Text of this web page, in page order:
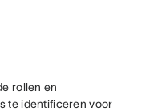
rollen en
te identificeren voor